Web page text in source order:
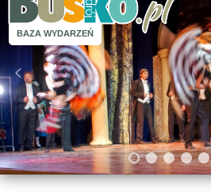
BAZA WYDARZEŃ